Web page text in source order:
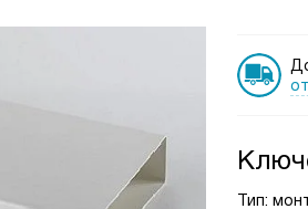
Тип: